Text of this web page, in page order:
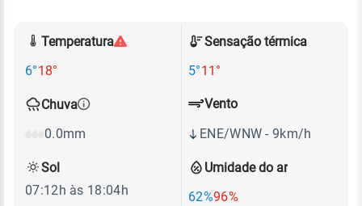
Temperatura
6°18°
Sensação térmica
5°11°
Chuva
0.0mm
Umidade do ar
62%96%
Vento
ENE/WNW - 9km/h
Sol
07:12h às 18:04h